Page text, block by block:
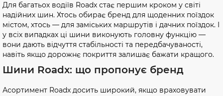
Для багатьох водіїв Roadx стає першим кроком у світі
надійних шин. Хтось обирає бренд для щоденних поїздок
містом, хтось — для заміських маршрутів і дачних поїздок. І
у всіх випадках ці шини виконують головну функцію —
вони дають відчуття стабільності та передбачуваності,
навіть якщо дорожнє покриття залишає бажати кращого.
Шини Roadx: що пропонує бренд
Асортимент Roadx досить широкий, якщо враховувати